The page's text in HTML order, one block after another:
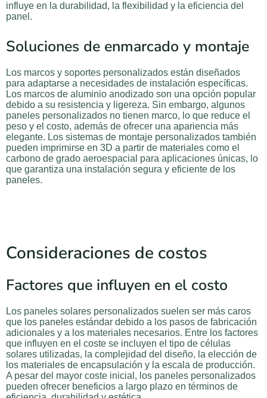
influye en la durabilidad, la flexibilidad y la eficiencia del
panel.
Soluciones de enmarcado y montaje
Los marcos y soportes personalizados están diseñados
para adaptarse a necesidades de instalación específicas.
Los marcos de aluminio anodizado son una opción popular
debido a su resistencia y ligereza. Sin embargo, algunos
paneles personalizados no tienen marco, lo que reduce el
peso y el costo, además de ofrecer una apariencia más
elegante. Los sistemas de montaje personalizados también
pueden imprimirse en 3D a partir de materiales como el
carbono de grado aeroespacial para aplicaciones únicas, lo
que garantiza una instalación segura y eficiente de los
paneles.
Consideraciones de costos
Factores que influyen en el costo
Los paneles solares personalizados suelen ser más caros
que los paneles estándar debido a los pasos de fabricación
adicionales y a los materiales necesarios. Entre los factores
que influyen en el coste se incluyen el tipo de células
solares utilizadas, la complejidad del diseño, la elección de
los materiales de encapsulación y la escala de producción.
A pesar del mayor coste inicial, los paneles personalizados
pueden ofrecer beneficios a largo plazo en términos de